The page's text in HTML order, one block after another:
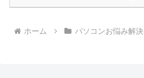
ホーム パソコンお悩み解決